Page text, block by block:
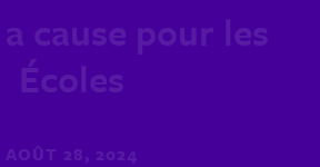
cause pour les
Écoles
AOÛT 28, 2024